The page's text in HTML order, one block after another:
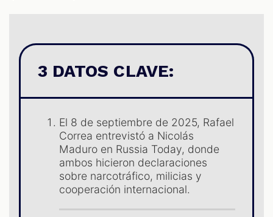
3 DATOS CLAVE:
El 8 de septiembre de 2025, Rafael
Correa entrevistó a Nicolás
Maduro en Russia Today, donde
ambos hicieron declaraciones
sobre narcotráfico, milicias y
cooperación internacional.